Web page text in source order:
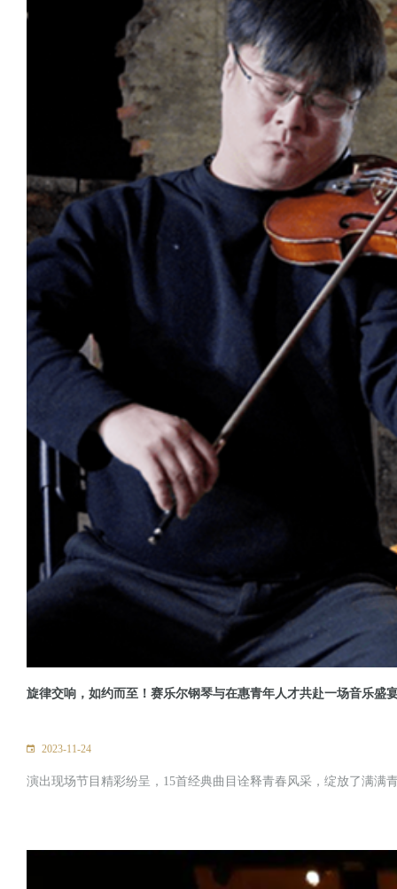
旋律交响，如约而至！赛乐尔钢琴与在惠青年人才共赴一场音乐盛
2023-11-24
演出现场节目精彩纷呈，15首经典曲目诠释青春风采，绽放了满满